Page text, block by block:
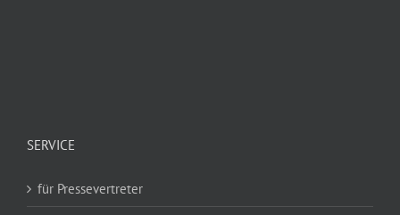
SERVICE
für Pressevertreter